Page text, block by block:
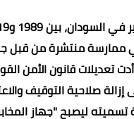
ممارسة منتشرة من قبل
تعديلات قانون الأمن
تموز 2020 إلى إزالة صلاحية التوقيف
تسميته ليصبح "جهاز